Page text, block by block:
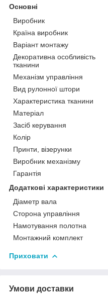
Основні
Виробник
Країна виробник
Варіант монтажу
Декоративна особливість
тканини
Механізм управління
Вид рулонної штори
Характеристика тканини
Матеріал
Засіб керування
Колір
Принти, візерунки
Виробник механізму
Гарантія
Додаткові характеристики
Діаметр вала
Сторона управління
Намотування полотна
Монтажний комплект
Приховати
Умови доставки